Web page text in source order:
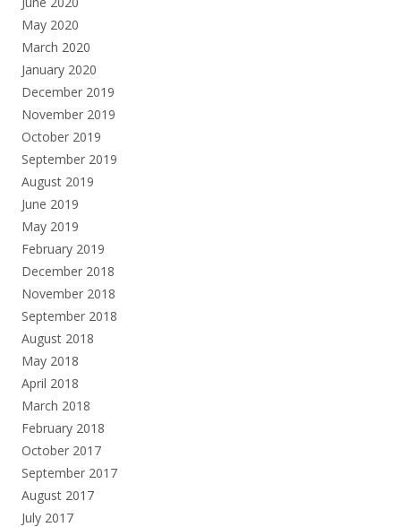
May 2020
March 2020
January 2020
December 2019
November 2019
October 2019
September 2019
August 2019
June 2019
May 2019
February 2019
December 2018
November 2018
September 2018
August 2018
May 2018
April 2018
March 2018
February 2018
October 2017
September 2017
August 2017
July 2017